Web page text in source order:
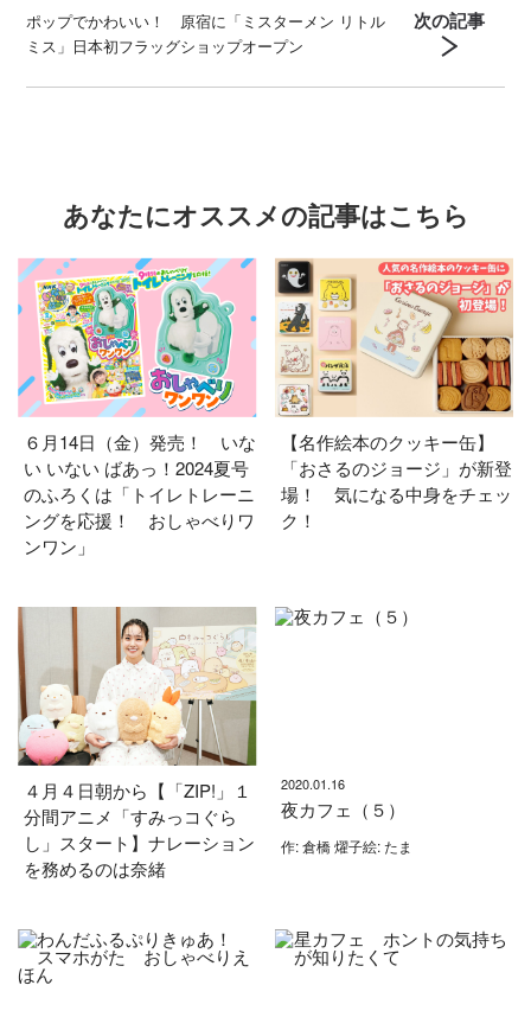
ポップでかわいい！ 原宿に「ミスターメン リトル
ミス」日本初フラッグショップオープン
次の記事
あなたにオススメの記事はこちら
６月14日（金）発売！ いな
い いない ばあっ！2024夏号
のふろくは「トイレトレーニ
ングを応援！ おしゃべりワ
ンワン」
【名作絵本のクッキー缶】
「おさるのジョージ」が新登
場！ 気になる中身をチェッ
ク！
４月４日朝から【「ZIP!」１
分間アニメ「すみっコぐら
し」スタート】ナレーション
を務めるのは奈緒
2020.01.16
夜カフェ（５）
作: 倉橋 燿子絵: たま